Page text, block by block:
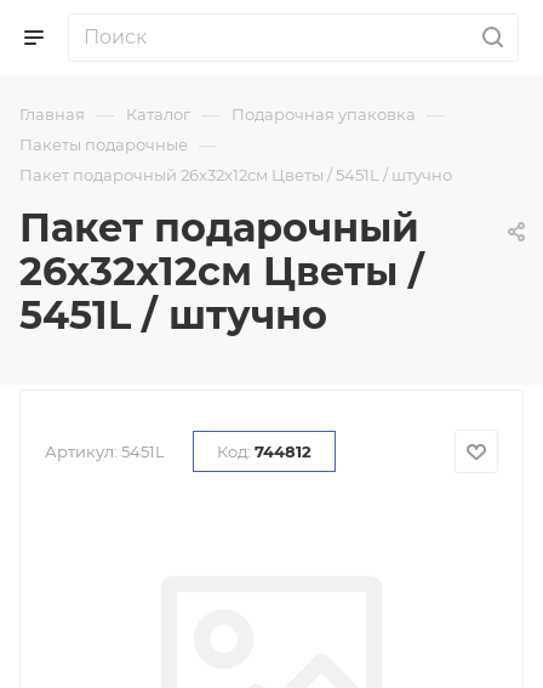
Главная — Каталог — Подарочная упаковка —
Пакеты подарочные —
Пакет подарочный 26x32x12см Цветы / 5451L / штучно
Пакет подарочный
26x32x12см Цветы /
5451L / штучно
Артикул: 5451L Код: 744812